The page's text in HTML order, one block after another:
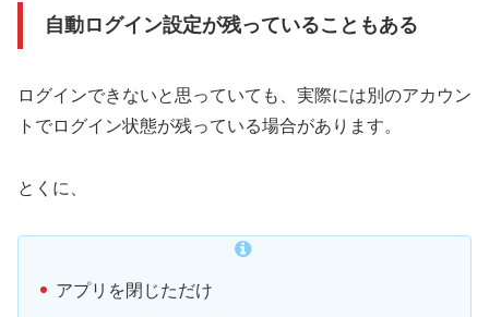
自動ログイン設定が残っていることもある
ログインできないと思っていても、実際には別のアカウン
トでログイン状態が残っている場合があります。
とくに、
アプリを閉じただけ